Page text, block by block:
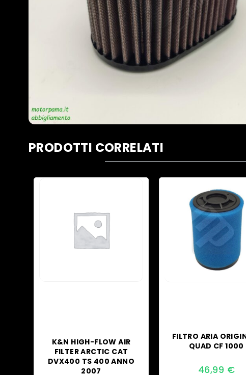
PRODOTTI CORRELATI
K&N HIGH-FLOW AIR
FILTER ARCTIC CAT
DVX400 TS 400 ANNO
2007
FILTRO ARIA
QUAD CF 1000
46,99 €